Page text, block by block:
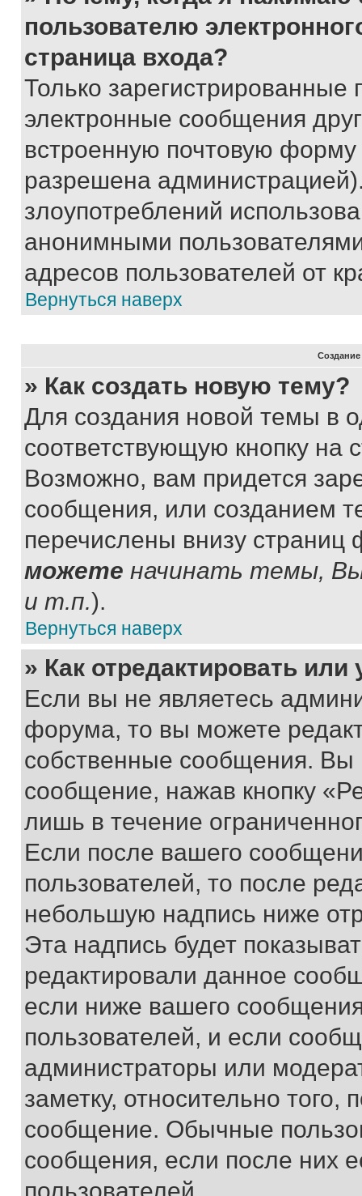
пользователю
страница входа?
Только зарегистрированные
электронные сообщения
встроенную почтовую
разрешена
злоупотреблений
анонимными
адресов пользователей от
Вернуться наверх
» Как создать новую тему?
Для создания новой темы в
соответствующую кнопку
Возможно, вам придется
сообщения, или созданием
перечислены внизу
можете начинать темы,
и т.п.).
Вернуться наверх
» Как отредактировать
Если вы не являетесь
форума, то вы можете
собственные сообщения. Вы
сообщение, нажав кнопку
лишь в течение
Если после вашего
пользователей, то после
небольшую надпись ниже
Эта надпись будет
редактировали данное
если ниже вашего
пользователей, и если
администраторы или
заметку, относительно
сообщение. Обычные
сообщения, если после них